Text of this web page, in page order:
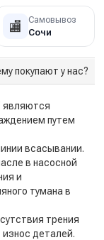
🏬 Самовывоз
Сочи
покупают у нас?
являются
путем
всасывании.
в насосной
и
тумана в
трения
деталей.